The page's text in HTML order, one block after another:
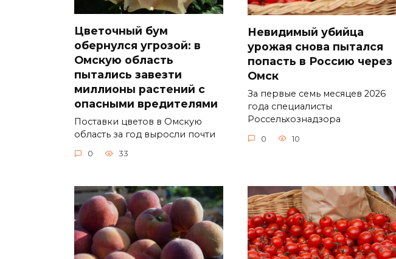
Цветочный бум
обернулся угрозой: в
Омскую область
пытались завезти
миллионы растений с
опасными вредителями
Поставки цветов в Омскую
область за год выросли почти
0 33
Невидимый убийца
урожая снова пытался
попасть в Россию через
Омск
За первые семь месяцев 2026
года специалисты
Россельхознадзора
0 10